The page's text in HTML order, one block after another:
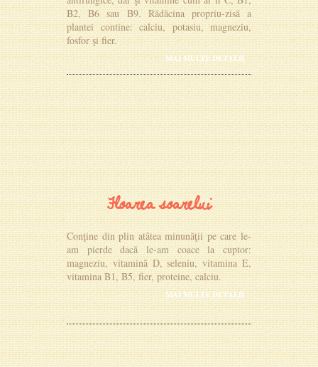
B2, B6 sau B9. Rădăcina propriu-zisă a
plantei contine: calciu, potasiu, magneziu,
fosfor şi fier.
MAI MULTE DETALII
Floarea soarelui
Conţine din plin atâtea minunăţii pe care le-
am pierde dacă le-am coace la cuptor:
magneziu, vitamină D, seleniu, vitamina E,
vitamina B1, B5, fier, proteine, calciu.
MAI MULTE DETALII